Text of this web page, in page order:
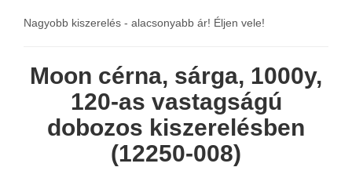
Nagyobb kiszerelés - alacsonyabb ár! Éljen vele!
Moon cérna, sárga, 1000y,
120-as vastagságú
dobozos kiszerelésben
(12250-008)